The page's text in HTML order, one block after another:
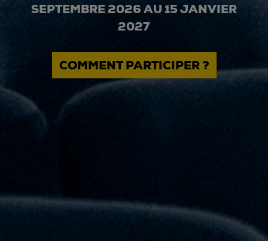
SEPTEMBRE 2026 AU 15 JANVIER
2027
COMMENT PARTICIPER ?